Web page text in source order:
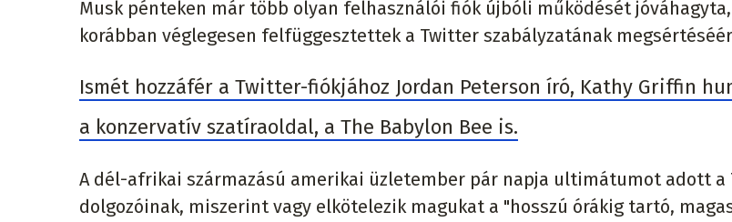
Musk pénteken már több olyan felhasználói fiók újbóli működését
korábban véglegesen felfüggesztettek a Twitter szabályzatának
Ismét hozzáfér a Twitter-fiókjához Jordan Peterson író, Kathy Griffin
a konzervatív szatíraoldal, a The Babylon Bee is.
A dél-afrikai származású amerikai üzletember pár napja ultimátumot adott a
dolgozóinak, miszerint vagy elkötelezik magukat a "hosszú órákig tartó,